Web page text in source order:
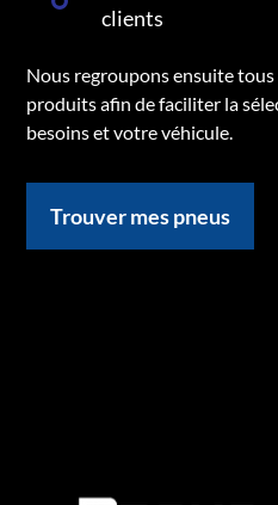
clients
Nous regroupons ensuite
produits afin de faciliter la
besoins et votre véhicule.
Trouver mes pneus